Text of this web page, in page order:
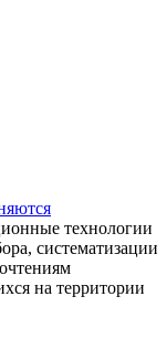
технологии
систематизации
на территории